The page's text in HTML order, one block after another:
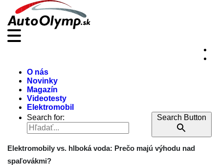
O nás
Novinky
Magazín
Videotesty
Elektromobil
Search for:
Search Button
Elektromobily vs. hlboká voda: Prečo majú výhodu nad
spaľovákmi?